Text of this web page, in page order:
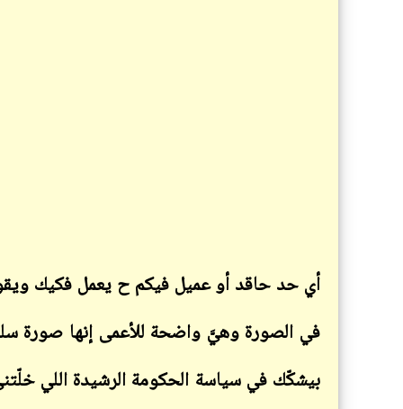
أي حد حاقد أو عميل فيكم ح يعمل فكيك
في الصورة وهيَّ واضحة للأعمى إنها صورة
بيشكّك في سياسة الحكومة الرشيدة اللي